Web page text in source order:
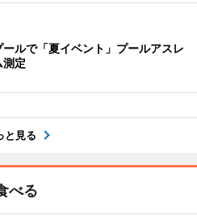
ルで「夏イベント」プールアスレ
測定
と見る
べる